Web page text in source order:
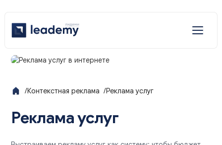
/Контекстная реклама /Реклама услуг
Реклама услуг